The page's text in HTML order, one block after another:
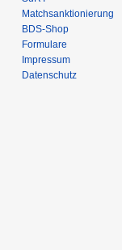
Match­sanktionierung
BDS-Shop
Formulare
Impressum
Datenschutz